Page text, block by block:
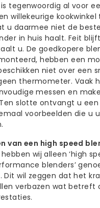
is tegenwoordig al voor
willekeurige kookwinkel
u daarmee niet de
in huis haalt. Feit
u. De goedkopere
hebben een
niet over een
thermometer. Vaak
messen en
slotte ontvangt u
voorbeelden die u
van een high speed
wij alleen ‘high
blenders’
Dit wil zeggen dat het
verbazen wat betreft